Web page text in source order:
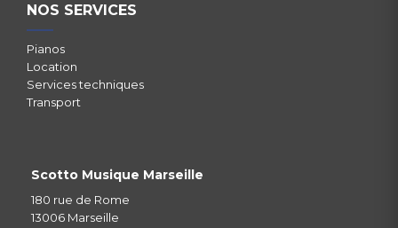
NOS SERVICES
Pianos
Location
Services techniques
Transport
Scotto Musique Marseille
180 rue de Rome
13006 Marseille